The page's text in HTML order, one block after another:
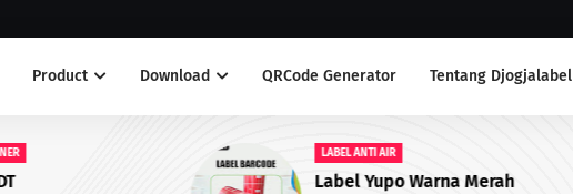
Product Download QRCode Generator Tentang Djogjalabel
LABEL ANTI AIR
Label Yupo Warna Merah